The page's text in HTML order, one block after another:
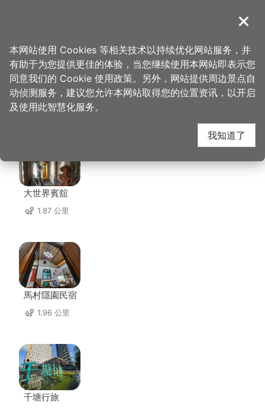
導覽
首页 > 想去的地方 > 美食、购物 > 阿娇米干
阿娇米干 周边住宿
大世界賓舘
1.87 公里
馬村隱園民宿
1.96 公里
千塘行旅
关闭
本网站使用 Cookies 等相关技术以持续优化网站服务，并
有助于为您提供更佳的体验，当您继续使用本网站即表示您
同意我们的 Cookie 使用政策。另外，网站提供周边景点自
动侦测服务，建议您允许本网站取得您的位置资讯，以开启
及使用此智慧化服务。
我知道了